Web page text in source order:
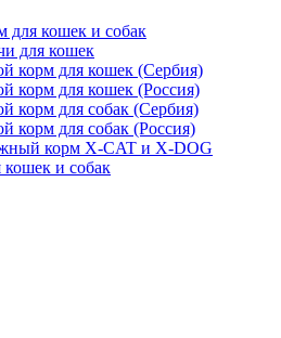
для кошек и собак
для кошек
корм для кошек (Сербия)
корм для кошек (Россия)
корм для собак (Сербия)
корм для собак (Россия)
корм X-CAT и X-DOG
и собак